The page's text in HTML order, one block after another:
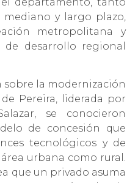
y largo plazo,
metropolitana y
desarrollo regional
sobre la modernización
Pereira, liderada por
se conocieron
de concesión que
tecnológicos y de
urbana como rural.
que un privado asuma